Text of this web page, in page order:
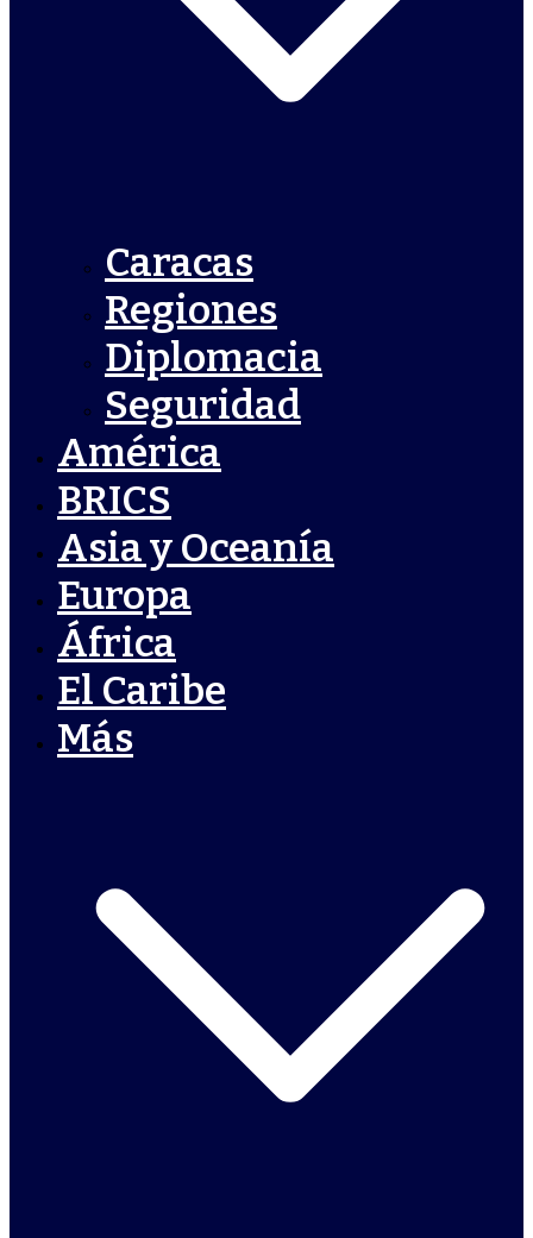
Caracas
Regiones
Diplomacia
Seguridad
América
BRICS
Asia y Oceanía
Europa
África
El Caribe
Más